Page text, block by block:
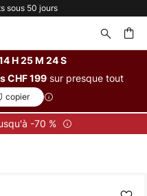
sous 50 jours
H 25 M 24 S
CHF 199 sur presque tout
copier
-70 %